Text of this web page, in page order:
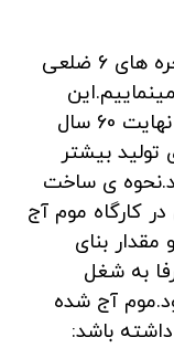
در واقع با آماده ساختن زیر بنای حجره های 6 ضلعی
محصول بسیار تازه بوده و از عمر ان نهایت 60 سال
تولید بیشتر
ی ساخت
کارگاه موم آج
بنای
به شغل
آج شده
داشته باشد: